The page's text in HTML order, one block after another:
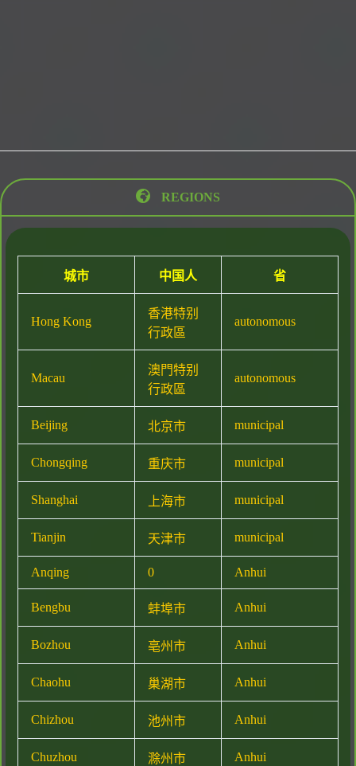
REGIONS
城市 中国人 省
Hong Kong
香港特别
行政區
autonomous
Macau
澳門特别
行政區
autonomous
Beijing 北京市 municipal
Chongqing 重庆市 municipal
Shanghai 上海市 municipal
Tianjin 天津市 municipal
Anqing 0 Anhui
Bengbu 蚌埠市 Anhui
Bozhou 亳州市 Anhui
Chaohu 巢湖市 Anhui
Chizhou 池州市 Anhui
Chuzhou 滁州市 Anhui